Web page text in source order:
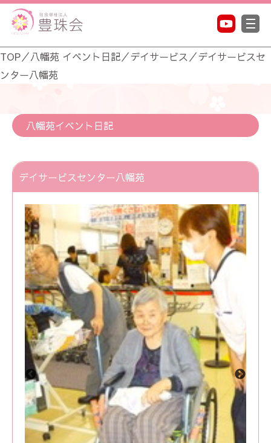
TOP／八幡苑 イベント日記／デイサービス ／デイサービスセ
ンター八幡苑
八幡苑イベント日記
デイサービスセンター八幡苑